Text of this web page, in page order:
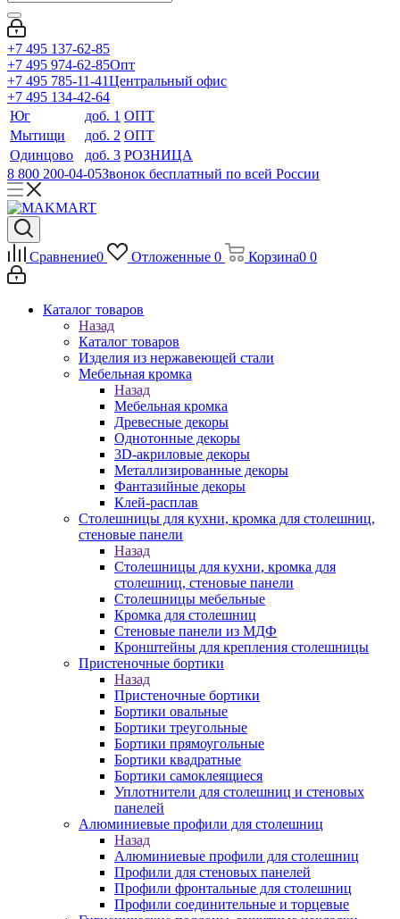
+7 495 137-62-85
+7 495 974-62-85Опт
+7 495 785-11-41Центральный офис
+7 495 134-42-64
Юг
доб. 1 ОПТ
Мытищи
доб. 2 ОПТ
Одинцово
доб. 3 РОЗНИЦА
8 800 200-04-05Звонок бесплатный по всей России
Сравнение0 Отложенные 0 Корзина0 0
Каталог товаров
Назад
Каталог товаров
Изделия из нержавеющей стали
Мебельная кромка
Назад
Мебельная кромка
Древесные декоры
Однотонные декоры
3D-акриловые декоры
Металлизированные декоры
Фантазийные декоры
Клей-расплав
Столешницы для кухни, кромка для столешниц,
стеновые панели
Назад
Столешницы для кухни, кромка для
столешниц, стеновые панели
Столешницы мебельные
Кромка для столешниц
Стеновые панели из МДФ
Кронштейны для крепления столешницы
Пристеночные бортики
Назад
Пристеночные бортики
Бортики овальные
Бортики треугольные
Бортики прямоугольные
Бортики квадратные
Бортики самоклеящиеся
Уплотнители для столешниц и стеновых
панелей
Алюминиевые профили для столешниц
Назад
Алюминиевые профили для столешниц
Профили для стеновых панелей
Профили фронтальные для столешниц
Профили соединительные и торцевые